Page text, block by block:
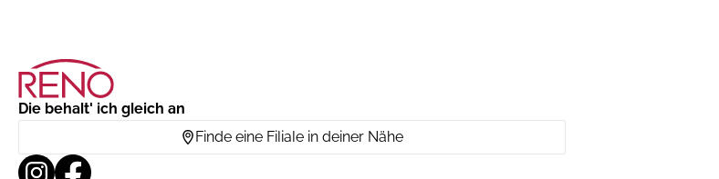
Die behalt' ich gleich an
Finde eine Filiale in deiner Nähe